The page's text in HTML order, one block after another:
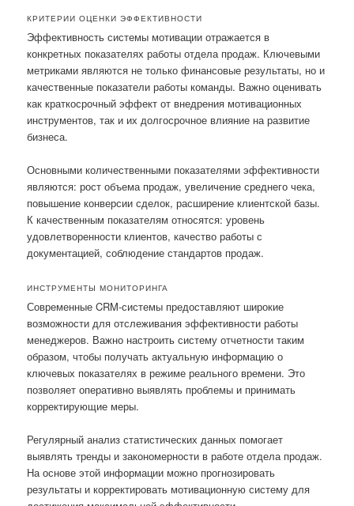
КРИТЕРИИ ОЦЕНКИ ЭФФЕКТИВНОСТИ
Эффективность системы мотивации отражается в
конкретных показателях работы отдела продаж. Ключевыми
метриками являются не только финансовые результаты, но и
качественные показатели работы команды. Важно оценивать
как краткосрочный эффект от внедрения мотивационных
инструментов, так и их долгосрочное влияние на развитие
бизнеса.
Основными количественными показателями эффективности
являются: рост объема продаж, увеличение среднего чека,
повышение конверсии сделок, расширение клиентской базы.
К качественным показателям относятся: уровень
удовлетворенности клиентов, качество работы с
документацией, соблюдение стандартов продаж.
ИНСТРУМЕНТЫ МОНИТОРИНГА
Современные CRM-системы предоставляют широкие
возможности для отслеживания эффективности работы
менеджеров. Важно настроить систему отчетности таким
образом, чтобы получать актуальную информацию о
ключевых показателях в режиме реального времени. Это
позволяет оперативно выявлять проблемы и принимать
корректирующие меры.
Регулярный анализ статистических данных помогает
выявлять тренды и закономерности в работе отдела продаж.
На основе этой информации можно прогнозировать
результаты и корректировать мотивационную систему для